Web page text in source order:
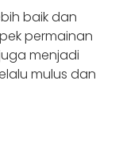
baik dan
permainan
menjadi
mulus dan